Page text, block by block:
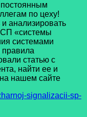
по цеху!
анализировать
СП «системы
системами
статью с
найти ее и
на нашем сайте
signalizacii-sp-